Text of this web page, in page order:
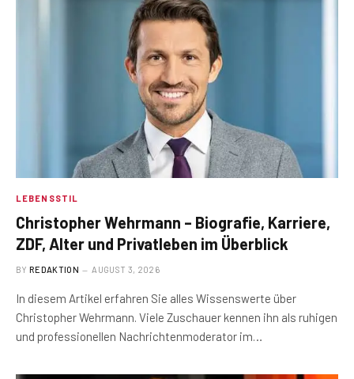
LEBENSSTIL
Christopher Wehrmann – Biografie, Karriere,
ZDF, Alter und Privatleben im Überblick
BY REDAKTION AUGUST 3, 2026
In diesem Artikel erfahren Sie alles Wissenswerte über
Christopher Wehrmann. Viele Zuschauer kennen ihn als ruhigen
und professionellen Nachrichtenmoderator im…